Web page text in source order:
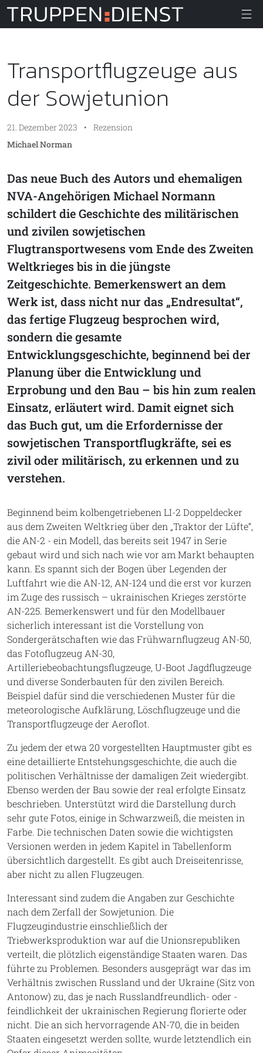
Truppendienst
Transportflugzeuge aus
der Sowjetunion
21. Dezember 2023 •
Rezension
Michael Norman
Das neue Buch des Autors und ehemaligen
NVA-Angehörigen Michael Normann
schildert die Geschichte des militärischen
und zivilen sowjetischen
Flugtransportwesens vom Ende des Zweiten
Weltkrieges bis in die jüngste
Zeitgeschichte. Bemerkenswert an dem
Werk ist, dass nicht nur das „Endresultat“,
das fertige Flugzeug besprochen wird,
sondern die gesamte
Entwicklungsgeschichte, beginnend bei der
Planung über die Entwicklung und
Erprobung und den Bau – bis hin zum realen
Einsatz, erläutert wird. Damit eignet sich
das Buch gut, um die Erfordernisse der
sowjetischen Transportflugkräfte, sei es
zivil oder militärisch, zu erkennen und zu
verstehen.
Beginnend beim kolbengetriebenen LI-2 Doppeldecker
aus dem Zweiten Weltkrieg über den „Traktor der Lüfte“,
die AN-2 - ein Modell, das bereits seit 1947 in Serie
gebaut wird und sich nach wie vor am Markt behaupten
kann. Es spannt sich der Bogen über Legenden der
Luftfahrt wie die AN-12, AN-124 und die erst vor kurzen
im Zuge des russisch – ukrainischen Krieges zerstörte
AN-225. Bemerkenswert und für den Modellbauer
sicherlich interessant ist die Vorstellung von
Sondergerätschaften wie das Frühwarnflugzeug AN-50,
das Fotoflugzeug AN-30,
Artilleriebeobachtungsflugzeuge, U-Boot Jagdflugzeuge
und diverse Sonderbauten für den zivilen Bereich.
Beispiel dafür sind die verschiedenen Muster für die
meteorologische Aufklärung, Löschflugzeuge und die
Transportflugzeuge der Aeroflot.
Zu jedem der etwa 20 vorgestellten Hauptmuster gibt es
eine detaillierte Entstehungsgeschichte, die auch die
politischen Verhältnisse der damaligen Zeit wiedergibt.
Ebenso werden der Bau sowie der real erfolgte Einsatz
beschrieben. Unterstützt wird die Darstellung durch
sehr gute Fotos, einige in Schwarzweiß, die meisten in
Farbe. Die technischen Daten sowie die wichtigsten
Versionen werden in jedem Kapitel in Tabellenform
übersichtlich dargestellt. Es gibt auch Dreiseitenrisse,
aber nicht zu allen Flugzeugen.
Interessant sind zudem die Angaben zur Geschichte
nach dem Zerfall der Sowjetunion. Die
Flugzeugindustrie einschließlich der
Triebwerksproduktion war auf die Unionsrepubliken
verteilt, die plötzlich eigenständige Staaten waren. Das
führte zu Problemen. Besonders ausgeprägt war das im
Verhältnis zwischen Russland und der Ukraine (Sitz von
Antonow) zu, das je nach Russlandfreundlich- oder -
feindlichkeit der ukrainischen Regierung florierte oder
nicht. Die an sich hervorragende AN-70, die in beiden
Staaten eingesetzt werden sollte, wurde letztendlich ein